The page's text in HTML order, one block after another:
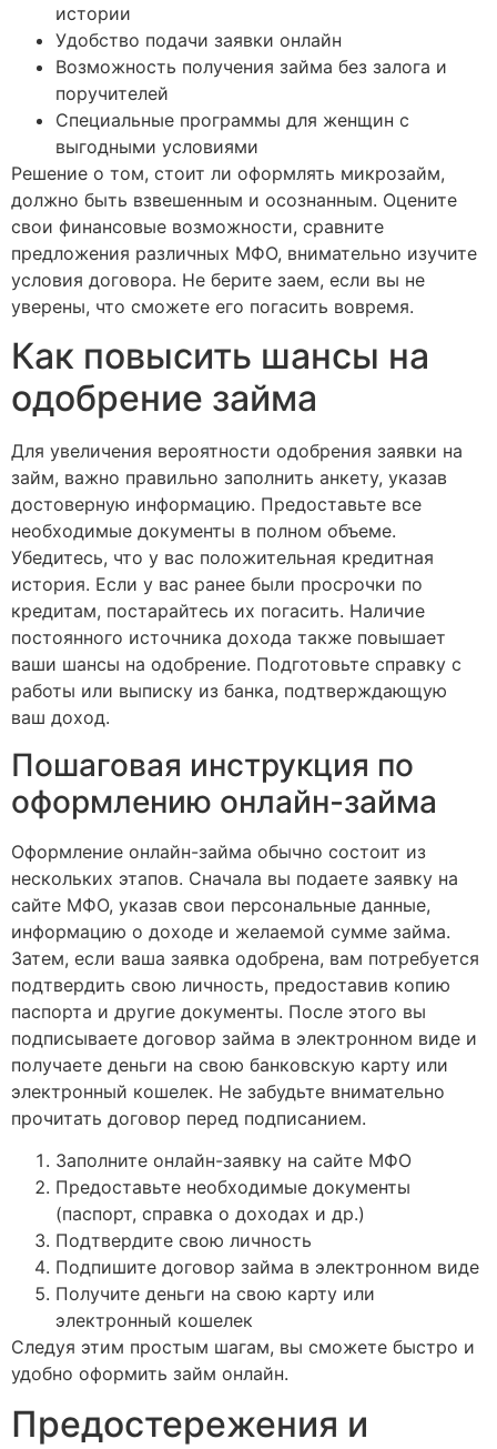
истории
Удобство подачи заявки онлайн
Возможность получения займа без залога и
поручителей
Специальные программы для женщин с
выгодными условиями
Решение о том, стоит ли оформлять микрозайм,
должно быть взвешенным и осознанным. Оцените
свои финансовые возможности, сравните
предложения различных МФО, внимательно изучите
условия договора. Не берите заем, если вы не
уверены, что сможете его погасить вовремя.
Как повысить шансы на
одобрение займа
Для увеличения вероятности одобрения заявки на
займ, важно правильно заполнить анкету, указав
достоверную информацию. Предоставьте все
необходимые документы в полном объеме.
Убедитесь, что у вас положительная кредитная
история. Если у вас ранее были просрочки по
кредитам, постарайтесь их погасить. Наличие
постоянного источника дохода также повышает
ваши шансы на одобрение. Подготовьте справку с
работы или выписку из банка, подтверждающую
ваш доход.
Пошаговая инструкция по
оформлению онлайн-займа
Оформление онлайн-займа обычно состоит из
нескольких этапов. Сначала вы подаете заявку на
сайте МФО, указав свои персональные данные,
информацию о доходе и желаемой сумме займа.
Затем, если ваша заявка одобрена, вам потребуется
подтвердить свою личность, предоставив копию
паспорта и другие документы. После этого вы
подписываете договор займа в электронном виде и
получаете деньги на свою банковскую карту или
электронный кошелек. Не забудьте внимательно
прочитать договор перед подписанием.
Заполните онлайн-заявку на сайте МФО
Предоставьте необходимые документы
(паспорт, справка о доходах и др.)
Подтвердите свою личность
Подпишите договор займа в электронном виде
Получите деньги на свою карту или
электронный кошелек
Следуя этим простым шагам, вы сможете быстро и
удобно оформить займ онлайн.
Предостережения и